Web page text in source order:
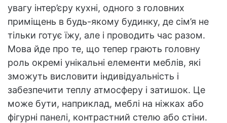
увагу інтер’єру кухні, одного з головних
приміщень в будь-якому будинку, де сім’я не
тільки готує їжу, але і проводить час разом.
Мова йде про те, що тепер грають головну
роль окремі унікальні елементи меблів, які
зможуть висловити індивідуальність і
забезпечити теплу атмосферу і затишок. Це
може бути, наприклад, меблі на ніжках або
фігурні панелі, контрастний стелю або стіни.